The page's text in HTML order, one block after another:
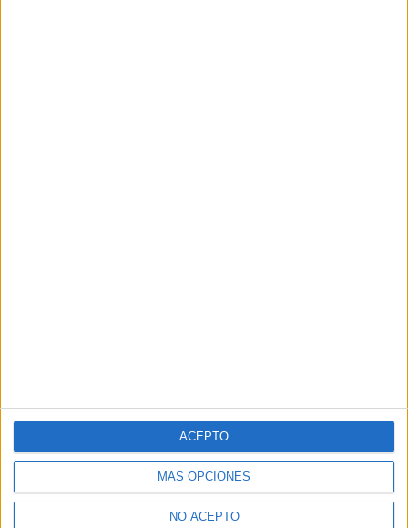
MÁS OPCIONES
NO ACEPTO
ACEPTO